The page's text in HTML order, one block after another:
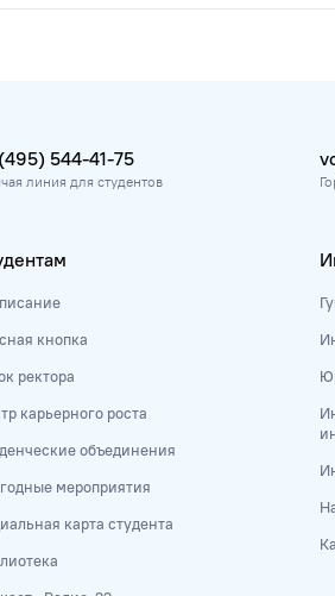
544-41-75
линия для студентов
кнопка
ректора
карьерного роста
объединения
мероприятия
карта студента